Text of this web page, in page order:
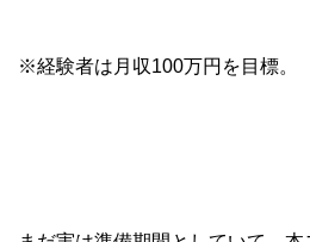
※経験者は月収100万円を目標。